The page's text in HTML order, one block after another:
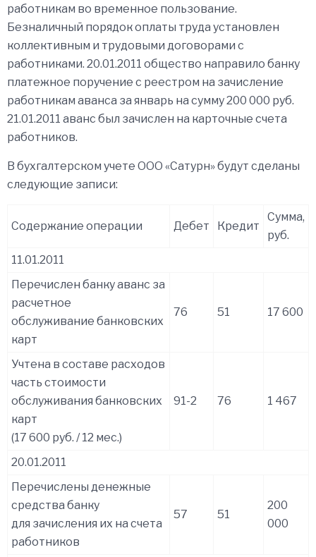
работникам во временное пользование.
Безналичный порядок оплаты труда установлен
коллективным и трудовыми договорами с
работниками. 20.01.2011 общество направило банку
платежное поручение с реестром на зачисление
работникам аванса за январь на сумму 200 000 руб.
21.01.2011 аванс был зачислен на карточные счета
работников.
В бухгалтерском учете ООО «Сатурн» будут сделаны
следующие записи:
Содержание операции Дебет Кредит
Сумма,
руб.
11.01.2011
Перечислен банку аванс за
расчетное
обслуживание банковских
карт
76 51 17 600
Учтена в составе расходов
часть стоимости
обслуживания банковских
карт
(17 600 руб. / 12 мес.)
91-2 76 1 467
20.01.2011
Перечислены денежные
средства банку
для зачисления их на счета
работников
57 51
200
000